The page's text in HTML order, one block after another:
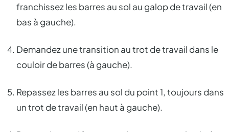
franchissez les barres au sol au galop de travail (en
bas à gauche).
Demandez une transition au trot de travail dans le
couloir de barres (à gauche).
Repassez les barres au sol du point 1, toujours dans
un trot de travail (en haut à gauche).